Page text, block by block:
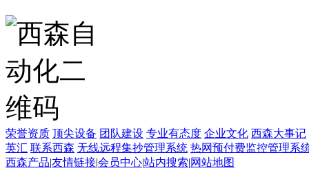
荣誉资质 顶尖设备 团队建设 专业有态度 企业文化 西森大事记
英汇 联系西森 无线远程集抄管理系统 热网预付费监控管理系
西森产品|友情链接|会员中心|站内搜索|网站地图